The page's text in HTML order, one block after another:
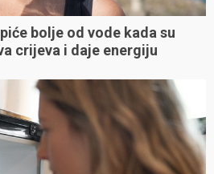
bolje od vode kada su
crijeva i daje energiju